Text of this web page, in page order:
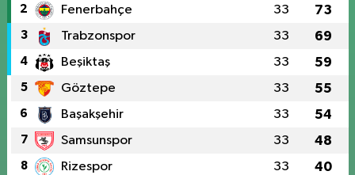
2 Fenerbahçe 33 73
3 Trabzonspor 33 69
4 Beşiktaş 33 59
5 Göztepe 33 55
6 Başakşehir 33 54
7 Samsunspor 33 48
8 Rizespor 33 40